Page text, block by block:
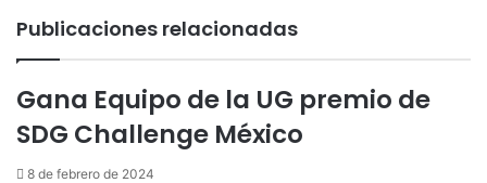
Publicaciones relacionadas
Gana Equipo de la UG premio de
SDG Challenge México
8 de febrero de 2024